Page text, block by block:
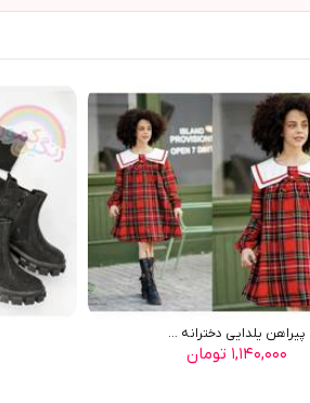
پيراهن يلدايي دخترانه ...
۱,۱۴۰,۰۰۰ تومان